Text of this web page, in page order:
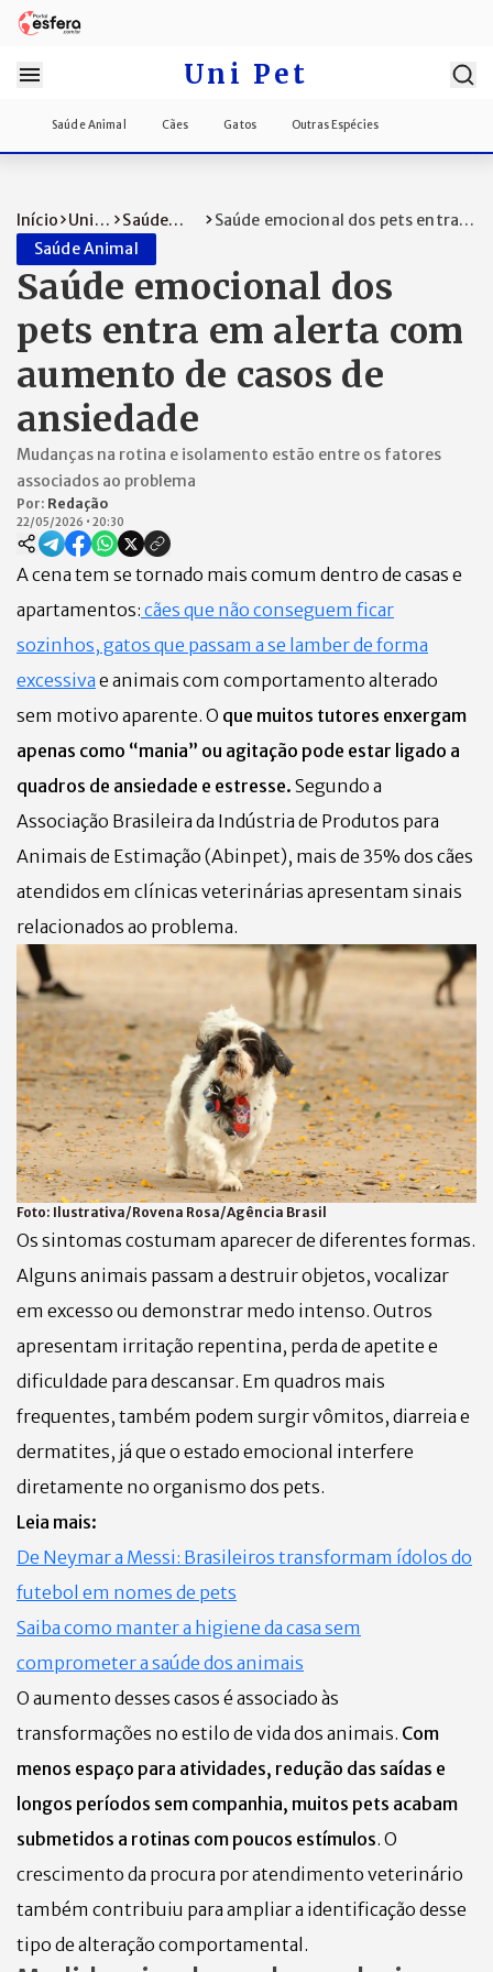
Uni Pet
Saúde Animal Cães Gatos Outras Espécies
Início
Uni
Pet
Saúde
Animal
Saúde emocional dos pets entra
Saúde Animal
Saúde emocional dos
pets entra em alerta com
aumento de casos de
ansiedade
Mudanças na rotina e isolamento estão entre os fatores
associados ao problema
Por: Redação
22/05/2026 • 20:30
A cena tem se tornado mais comum dentro de casas e
apartamentos: cães que não conseguem ficar
sozinhos, gatos que passam a se lamber de forma
excessiva e animais com comportamento alterado
sem motivo aparente. O que muitos tutores enxergam
apenas como “mania” ou agitação pode estar ligado a
quadros de ansiedade e estresse. Segundo a
Associação Brasileira da Indústria de Produtos para
Animais de Estimação (Abinpet), mais de 35% dos cães
atendidos em clínicas veterinárias apresentam sinais
relacionados ao problema.
Foto: Ilustrativa/Rovena Rosa/Agência Brasil
Os sintomas costumam aparecer de diferentes formas.
Alguns animais passam a destruir objetos, vocalizar
em excesso ou demonstrar medo intenso. Outros
apresentam irritação repentina, perda de apetite e
dificuldade para descansar. Em quadros mais
frequentes, também podem surgir vômitos, diarreia e
dermatites, já que o estado emocional interfere
diretamente no organismo dos pets.
Leia mais:
De Neymar a Messi: Brasileiros transformam ídolos do
futebol em nomes de pets
Saiba como manter a higiene da casa sem
comprometer a saúde dos animais
O aumento desses casos é associado às
transformações no estilo de vida dos animais. Com
menos espaço para atividades, redução das saídas e
longos períodos sem companhia, muitos pets acabam
submetidos a rotinas com poucos estímulos. O
crescimento da procura por atendimento veterinário
também contribuiu para ampliar a identificação desse
tipo de alteração comportamental.